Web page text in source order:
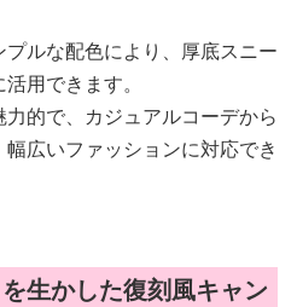
ルな配色により、厚底スニー
用できます。
的で、カジュアルコーデから
広いファッションに対応でき
生かした復刻風キャン